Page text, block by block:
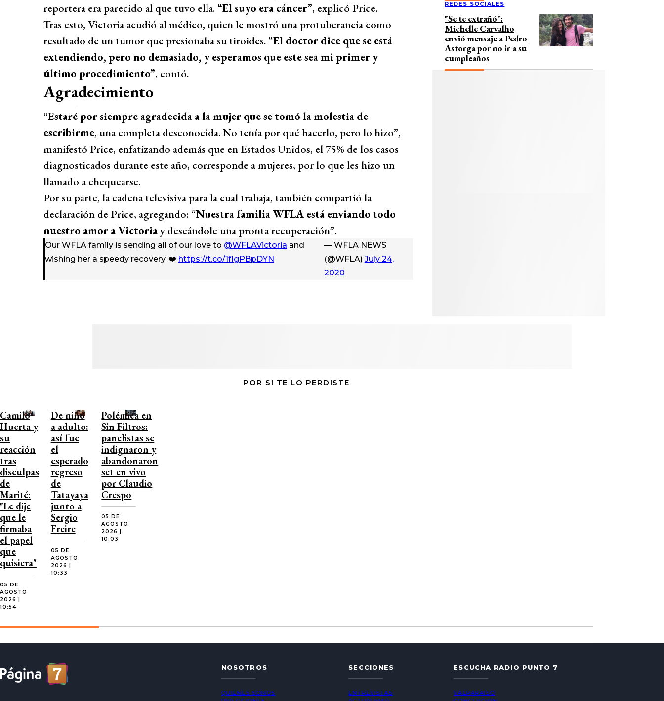
reportera era parecido al que tuvo ella. “El suyo era cáncer”, explicó Price.
Tras esto, Victoria acudió al médico, quien le mostró una protuberancia como
resultado de un tumor que presionaba su tiroides. “El doctor dice que se está
extendiendo, pero no demasiado, y esperamos que este sea mi primer y
último procedimiento”, contó.
Agradecimiento
“Estaré por siempre agradecida a la mujer que se tomó la molestia de
escribirme, una completa desconocida. No tenía por qué hacerlo, pero lo hizo”,
manifestó Price, enfatizando además que en Estados Unidos, el 75% de los casos
diagnosticados durante este año, corresponde a mujeres, por lo que les hizo un
llamado a chequearse.
Por su parte, la cadena televisiva para la cual trabaja, también compartió la
declaración de Price, agregando: “Nuestra familia WFLA está enviando todo
nuestro amor a Victoriay deseándole una pronta recuperación”.
Our WFLA family is sending all of our love to @WFLAVictoria and
wishing her a speedy recovery. ❤️ https://t.co/1fIgPBpDYN
— WFLA NEWS
(@WFLA) July 24,
2020
REDES SOCIALES
"Se te extrañó":
Michelle Carvalho
envió mensaje a Pedro
Astorga por no ir a su
cumpleaños
POR SI TE LO PERDISTE
Camilo
Huerta y
su
reacción
tras
disculpas
de
Marité:
"Le dije
que le
firmaba
el papel
que
quisiera"
05 DE
AGOSTO
2026 |
10:54
De niño
a adulto:
así fue
el
esperado
regreso
de
Tatayaya
junto a
Sergio
Freire
05 DE
AGOSTO
2026 |
10:33
Polémica en
Sin Filtros:
panelistas se
indignaron y
abandonaron
set en vivo
por Claudio
Crespo
05 DE
AGOSTO
2026 |
10:03
NOSOTROS
QUIÉNES SOMOS
SECCIONES
ENTREVISTAS
ESCUCHA RADIO PUNTO 7
VALPARAÍSO